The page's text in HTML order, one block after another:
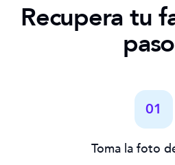
Recupera tu
01
Toma la foto